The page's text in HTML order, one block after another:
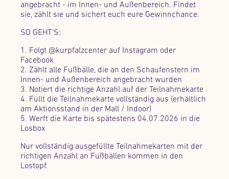
angebracht - im Innen- und Außenbereich. Findet
sie, zählt sie und sichert euch eure Gewinnchance.
SO GEHT’S:
1. Folgt @kurpfalzcenter auf Instagram oder
Facebook
2. Zählt alle Fußbälle, die an den Schaufenstern im
Innen- und Außenbereich angebracht wurden
3. Notiert die richtige Anzahl auf der Teilnahmekarte
4. Füllt die Teilnahmekarte vollständig aus (erhältlich
am Aktionsstand in der Mall / Indoor)
5. Werft die Karte bis spätestens 04.07.2026 in die
Losbox
Nur vollständig ausgefüllte Teilnahmekarten mit der
richtigen Anzahl an Fußbällen kommen in den
Lostopf.